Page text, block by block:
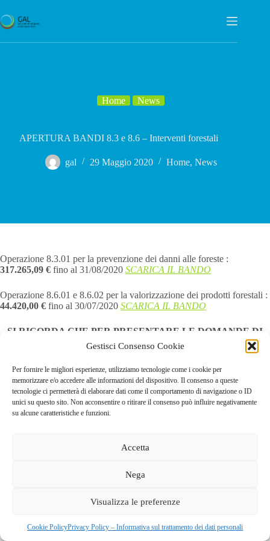
Gestisci Consenso Cookie
Per fornire le migliori esperienze, utilizziamo tecnologie come i cookie per
memorizzare e/o accedere alle informazioni del dispositivo. Il consenso a queste
tecnologie ci permetterà di elaborare dati come il comportamento di navigazione o ID
unici su questo sito. Non acconsentire o ritirare il consenso può influire negativamente
su alcune caratteristiche e funzioni.
Accetta
Nega
Visualizza le preferenze
Cookie PolicyPrivacy Policy – Informativa sul trattamento dei dati personali
al
contenuto
Home News
APERTURA BANDI 8.3 e 8.6 – Interventi forestali
gal 29 Maggio 2020 Home, News
Operazione 8.3.01 per la prevenzione dei danni alle foreste :
317.265,09 € fino al 31/08/2020 SCARICA IL BANDO
Operazione 8.6.01 e 8.6.02 per la valorizzazione dei prodotti forestali :
44.420,00 € fino al 30/07/2020 SCARICA IL BANDO
SI RICORDA CHE PER PRESENTARE LE DOMANDE DI
FINANZIAMENTO E’ NECESSARIO DELEGARE IL GAL
ALLA CONSULTAZIONE DEL FASCICOLO AZIENDALE
Via Valmarina, 25 – 24123Bergamo| C.F. 04240740169 –
Copyright © 2026 - Tema WordPress sviluppato daCreative
Themes